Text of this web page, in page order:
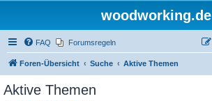
woodworking.de
FAQ Forumsregeln
Foren-Übersicht Suche Aktive Themen
Aktive Themen